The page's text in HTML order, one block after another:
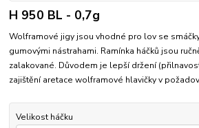
H 950 BL - 0,7g
Wolframové jigy jsou vhodné pro lov se
gumovými nástrahami. Ramínka háčků jsou
zalakované. Důvodem je lepší držení
zajištění aretace wolframové hlavičky v
Velikost háčku